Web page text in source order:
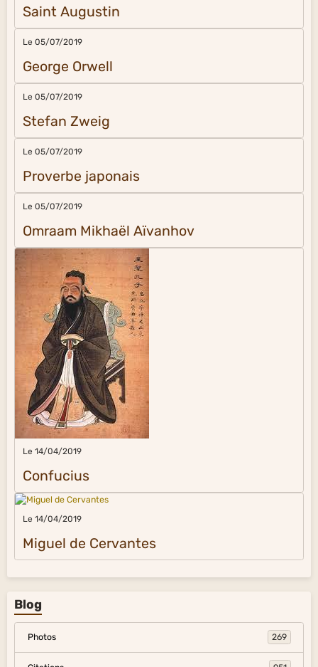
Saint Augustin
Le 05/07/2019
George Orwell
Le 05/07/2019
Stefan Zweig
Le 05/07/2019
Proverbe japonais
Le 05/07/2019
Omraam Mikhaël Aïvanhov
Le 14/04/2019
Confucius
Le 14/04/2019
Miguel de Cervantes
Blog
Photos 269